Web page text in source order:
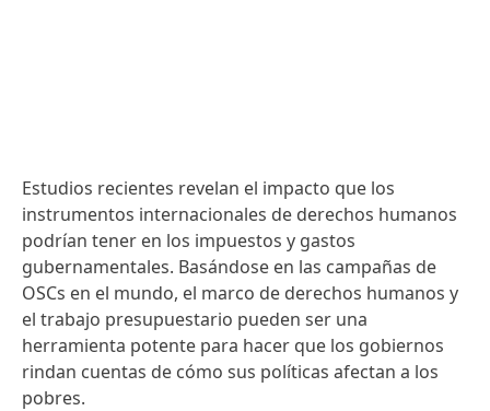
Estudios recientes revelan el impacto que los
instrumentos internacionales de derechos humanos
podrían tener en los impuestos y gastos
gubernamentales. Basándose en las campañas de
OSCs en el mundo, el marco de derechos humanos y
el trabajo presupuestario pueden ser una
herramienta potente para hacer que los gobiernos
rindan cuentas de cómo sus políticas afectan a los
pobres.